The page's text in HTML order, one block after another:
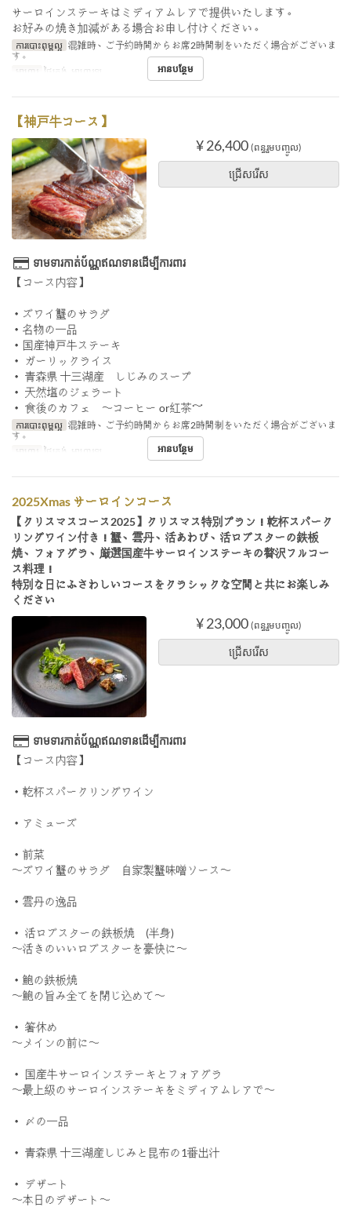
サーロインステーキはミディアムレアで提供いたします。
お好みの焼き加減がある場合お申し付けください。
ការបោះពុម្ពល្អ 混雑時、ご予約時間からお席2時間制をいただく場合がございま
す。
អាហារ ថ្ងៃត្រង់, អាហារឡ អានបន្ថែម
【神戸牛コース】
¥ 26,400 (ពន្ធរួមបញ្ចូល)
ជ្រើសរើស
ទាមទារកាត់ប័ណ្ណឥណទានដើម្បីការពារ
【コース内容】
・ズワイ蟹のサラダ
・名物の一品
・国産神戸牛ステーキ
・ ガーリックライス
・ 青森県 十三湖産 しじみのスープ
・ 天然塩のジェラート
・ 食後のカフェ 〜コーヒー or紅茶～
ការបោះពុម្ពល្អ 混雑時、ご予約時間からお席2時間制をいただく場合がございま
す。
អាហារ ថ្ងៃត្រង់, អាហារឡ អានបន្ថែម
2025Xmas サーロインコース
【クリスマスコース2025】クリスマス特別プラン！乾杯スパーク
リングワイン付き！蟹、雲丹、活あわび、活ロブスターの鉄板
焼、フォアグラ、厳選国産牛サーロインステーキの贅沢フルコー
ス料理！
特別な日にふさわしいコースをクラシックな空間と共にお楽しみ
ください
¥ 23,000 (ពន្ធរួមបញ្ចូល)
ជ្រើសរើស
ទាមទារកាត់ប័ណ្ណឥណទានដើម្បីការពារ
【コース内容】
・乾杯スパークリングワイン
・アミューズ
・前菜
〜ズワイ蟹のサラダ 自家製蟹味噌ソース〜
・雲丹の逸品
・ 活ロブスターの鉄板焼 (半身)
〜活きのいいロブスターを豪快に〜
・鮑の鉄板焼
〜鮑の旨み全てを閉じ込めて〜
・ 箸休め
〜メインの前に〜
・ 国産牛サーロインステーキとフォアグラ
〜最上級のサーロインステーキをミディアムレアで〜
・ 〆の一品
・ 青森県 十三湖産しじみと昆布の1番出汁
・ デザート
〜本日のデザート〜